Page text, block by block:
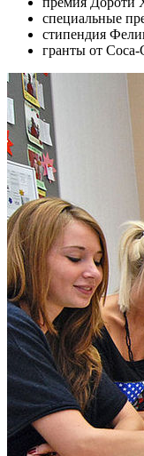
специальные
стипендия
гранты от Coca-